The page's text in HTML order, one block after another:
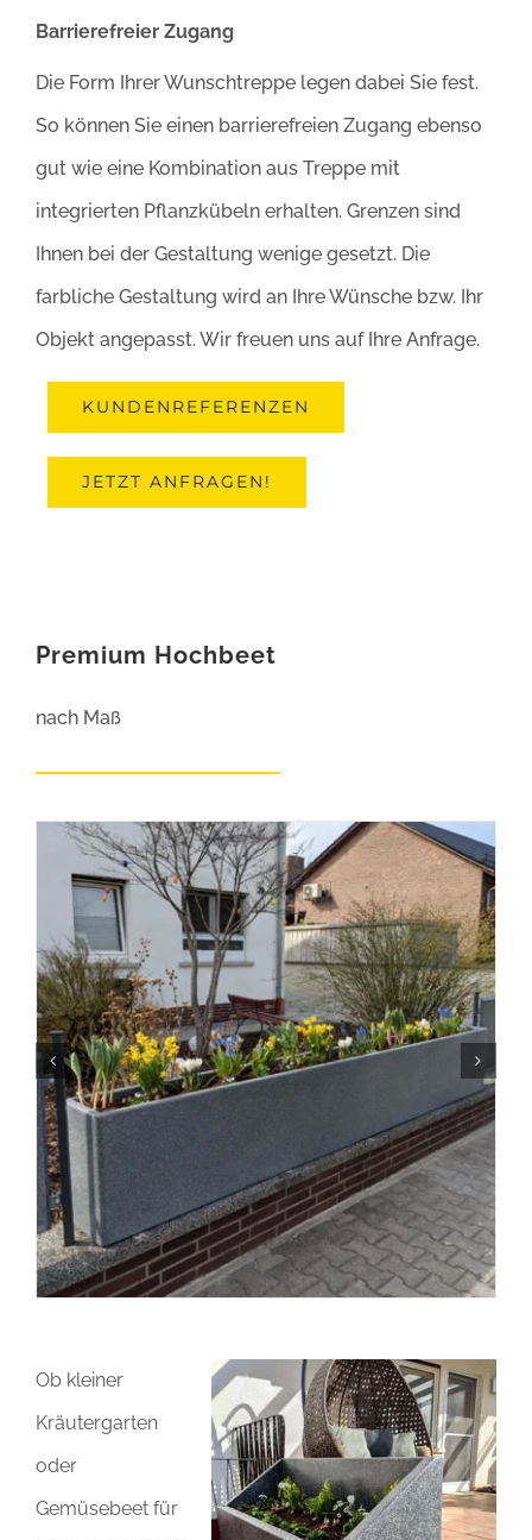
Barrierefreier Zugang
Die Form Ihrer Wunschtreppe legen dabei Sie fest.
So können Sie einen barrierefreien Zugang ebenso
gut wie eine Kombination aus Treppe mit
integrierten Pflanzkübeln erhalten. Grenzen sind
Ihnen bei der Gestaltung wenige gesetzt. Die
farbliche Gestaltung wird an Ihre Wünsche bzw. Ihr
Objekt angepasst. Wir freuen uns auf Ihre Anfrage.
KUNDENREFERENZEN
JETZT ANFRAGEN!
Premium Hochbeet
nach Maß
Ob kleiner
Kräutergarten
oder
Gemüsebeet für